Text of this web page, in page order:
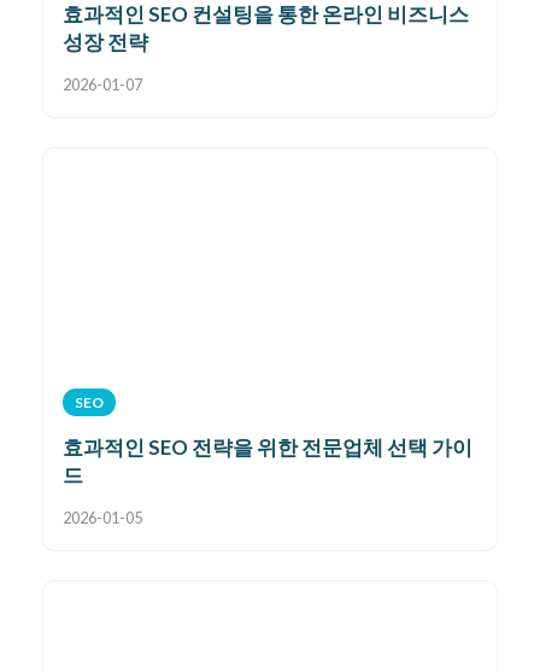
효과적인 SEO 컨설팅을 통한 온라인 비즈니스
성장 전략
2026-01-07
SEO
효과적인 SEO 전략을 위한 전문업체 선택 가이
드
2026-01-05